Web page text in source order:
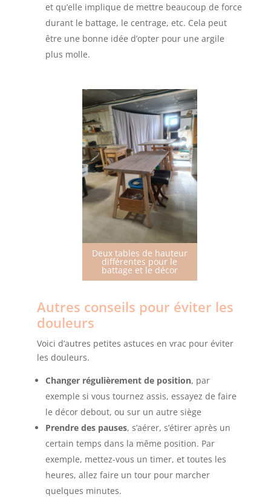
et qu’elle implique de mettre beaucoup de force
durant le battage, le centrage, etc. Cela peut
être une bonne idée d’opter pour une argile
plus molle.
Deux tables de hauteur
différentes pour le
battage et le décor
Autres conseils pour éviter les
douleurs
Voici d’autres petites astuces en vrac pour éviter
les douleurs.
Changer régulièrement de position, par
exemple si vous tournez assis, essayez de faire
le décor debout, ou sur un autre siège
Prendre des pauses, s’aérer, s’étirer après un
certain temps dans la même position. Par
exemple, mettez-vous un timer, et toutes les
heures, allez faire un tour pour marcher
quelques minutes.